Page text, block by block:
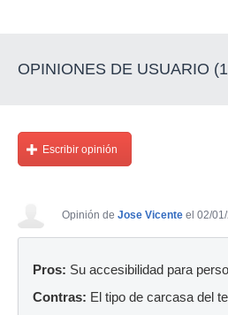
OPINIONES DE USUARIO
Escribir opinión
Opinión de Jose Vicente el 02/
Pros: Su accesibilidad para
Contras: El tipo de carcasa del